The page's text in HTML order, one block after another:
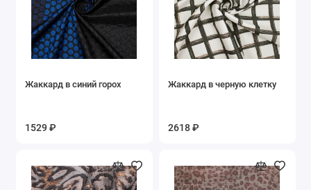
Жаккард в синий горох
1529 ₽
Жаккард в черную клетку
2618 ₽